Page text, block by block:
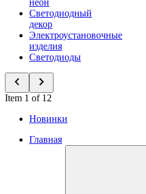
неон
Светодиодный
декор
Электроустановочные
изделия
Светодиоды
Item 1 of 12
Новинки
Главная